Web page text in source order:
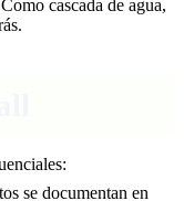
cascada de agua,
se documentan en